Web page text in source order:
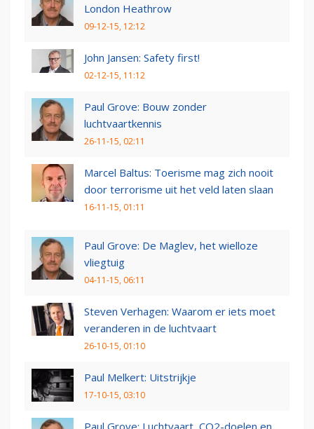
London Heathrow
09-12-15, 12:12
John Jansen: Safety first!
02-12-15, 11:12
Paul Grove: Bouw zonder
luchtvaartkennis
26-11-15, 02:11
Marcel Baltus: Toerisme mag zich nooit
door terrorisme uit het veld laten slaan
16-11-15, 01:11
Paul Grove: De Maglev, het wielloze
vliegtuig
04-11-15, 06:11
Steven Verhagen: Waarom er iets moet
veranderen in de luchtvaart
26-10-15, 01:10
Paul Melkert: Uitstrijkje
17-10-15, 03:10
Paul Grove: Luchtvaart, CO2-doelen en